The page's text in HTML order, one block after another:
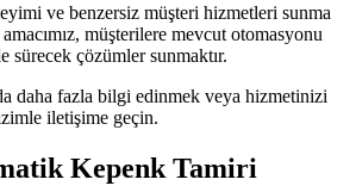
ve benzersiz müşteri hizmetleri sunma
müşterilere mevcut otomasyonu
sürecek çözümler sunmaktır.
daha fazla bilgi edinmek veya hizmetinizi
iletişime geçin.
Kepenk Tamiri